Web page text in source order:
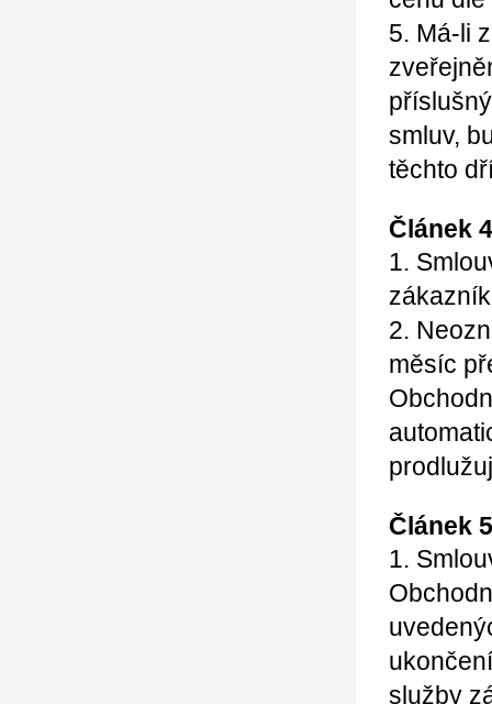
5. Má-li
smluv,
těchto
Článek
1.
2.
měsíc
Článek
1.
služby